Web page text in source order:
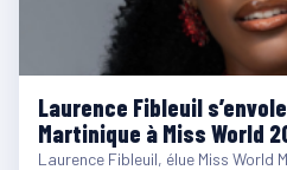
Laurence Fibleuil
Martinique à Miss World
Laurence Fibleuil, élue Miss